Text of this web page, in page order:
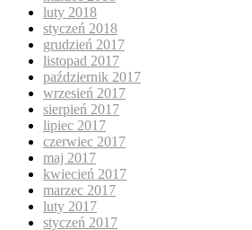
luty 2018
styczeń 2018
grudzień 2017
listopad 2017
październik 2017
wrzesień 2017
sierpień 2017
lipiec 2017
czerwiec 2017
maj 2017
kwiecień 2017
marzec 2017
luty 2017
styczeń 2017